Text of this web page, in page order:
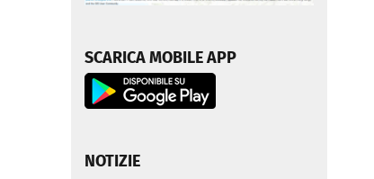
SCARICA MOBILE APP
NOTIZIE